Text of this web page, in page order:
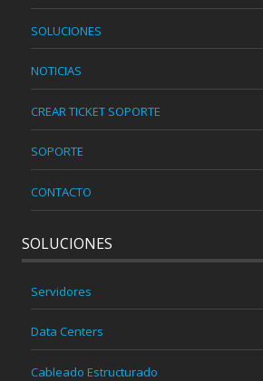
SOLUCIONES
NOTICIAS
CREAR TICKET SOPORTE
SOPORTE
CONTACTO
SOLUCIONES
Servidores
Data Centers
Cableado Estructurado